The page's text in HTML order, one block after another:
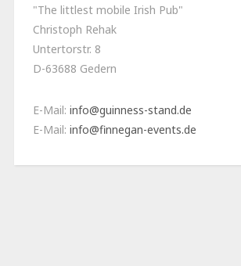
"The littlest mobile Irish Pub"
Christoph Rehak
Untertorstr. 8
D-63688 Gedern
E-Mail: info@guinness-stand.de
E-Mail: info@finnegan-events.de